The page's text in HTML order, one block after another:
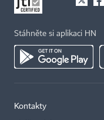
Stáhněte si aplikaci HN
Kontakty